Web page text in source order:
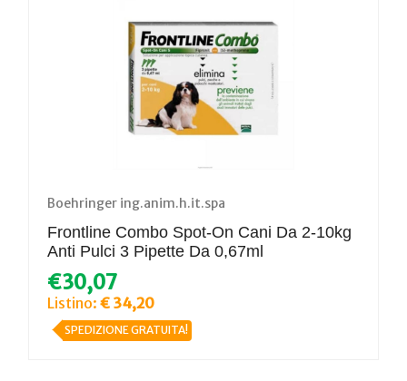
Boehringer ing.anim.h.it.spa
Frontline Combo Spot-On Cani Da 2-10kg
Anti Pulci 3 Pipette Da 0,67ml
€30,07
Listino: € 34,20
SPEDIZIONE GRATUITA!